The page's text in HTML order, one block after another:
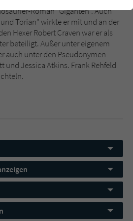
Roman "Giganten". Auch
Torian" wirkte er mit und an der
Hexer Robert Craven war er als
beteiligt. Außer unter eigenem
auch unter den Pseudonymen
und Jessica Atkins. Frank Rehfeld
Couch Medien GmbH & Co. KG
Couch Medien GmbH & Co. KG
die Bewertung einzelner Buchtitel
Informationen
Website externe Inhalte, um Ihnen
Mit dem Laden der externen
von YouTube
privacy?hl=de).